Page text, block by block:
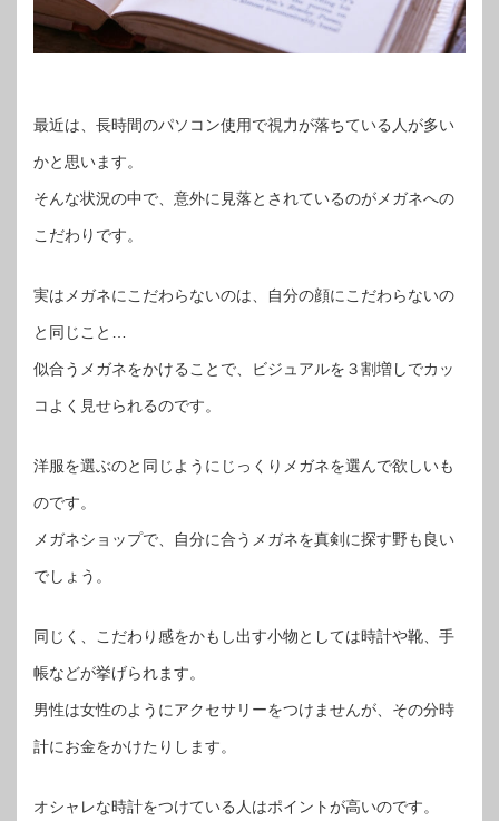
最近は、長時間のパソコン使用で視力が落ちている人が多い
かと思います。
そんな状況の中で、意外に見落とされているのがメガネへの
こだわりです。
実はメガネにこだわらないのは、自分の顔にこだわらないの
と同じこと…
似合うメガネをかけることで、ビジュアルを３割増しでカッ
コよく見せられるのです。
洋服を選ぶのと同じようにじっくりメガネを選んで欲しいも
のです。
メガネショップで、自分に合うメガネを真剣に探す野も良い
でしょう。
同じく、こだわり感をかもし出す小物としては時計や靴、手
帳などが挙げられます。
男性は女性のようにアクセサリーをつけませんが、その分時
計にお金をかけたりします。
オシャレな時計をつけている人はポイントが高いのです。